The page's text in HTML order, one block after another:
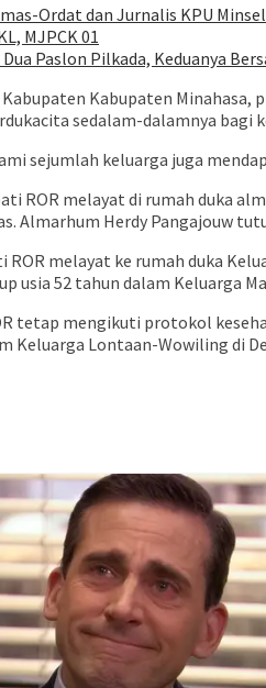
Ordat dan Jurnalis KPU
MJPCK 01
Paslon Pilkada, Keduanya
Kabupaten Minahasa,
sedalam-dalamnya bagi
sejumlah keluarga juga
ROR melayat di rumah duka
Almarhum Herdy Pangajouw
ROR melayat ke rumah duka
usia 52 tahun dalam Keluarga
tetap mengikuti protokol
Keluarga Lontaan-Wowiling di